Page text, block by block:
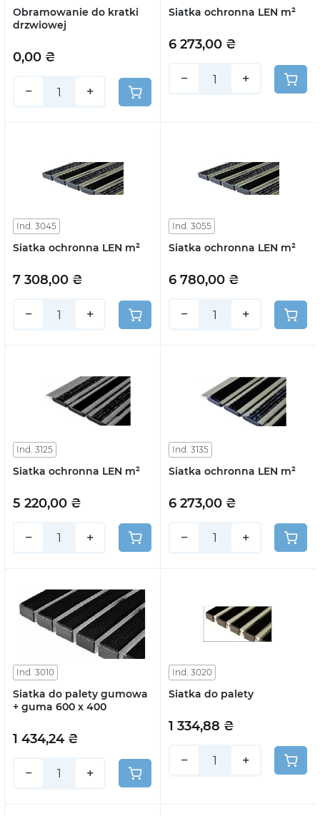
Obramowanie do kratki
drzwiowej
0,00 ₴
− +
Siatka ochronna LEN m²
6 273,00 ₴
− +
Ind. 3045
Siatka ochronna LEN m²
7 308,00 ₴
− +
Ind. 3055
Siatka ochronna LEN m²
6 780,00 ₴
− +
Ind. 3125
Siatka ochronna LEN m²
5 220,00 ₴
− +
Ind. 3135
Siatka ochronna LEN m²
6 273,00 ₴
− +
Ind. 3010
Siatka do palety gumowa
+ guma 600 x 400
1 434,24 ₴
− +
Ind. 3020
Siatka do palety
1 334,88 ₴
− +